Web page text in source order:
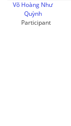
Võ Hoàng Như
Quỳnh
Participant